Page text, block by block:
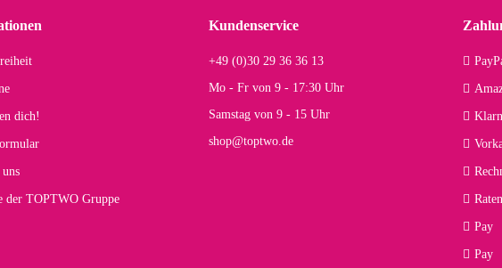
dich!
der TOPTWO Gruppe
Kundenservice
+49 (0)30 29 36 36 13
Mo - Fr von 9 - 17:30 Uhr
Samstag von 9 - 15 Uhr
shop@toptwo.de
Pay
Pay